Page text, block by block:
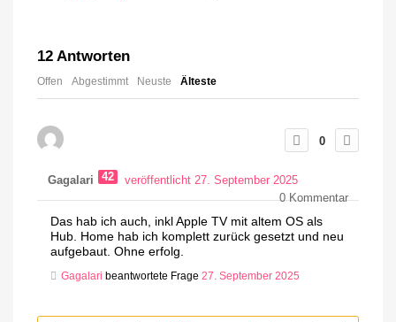
12 Antworten
Offen Abgestimmt Neuste Älteste
0
Gagalari 42
veröffentlicht 27. September 2025
0Kommentar
Das hab ich auch, inkl Apple TV mit altem OS als
Hub. Home hab ich komplett zurück gesetzt und neu
aufgebaut. Ohne erfolg.
Gagalari beantwortete Frage 27. September 2025